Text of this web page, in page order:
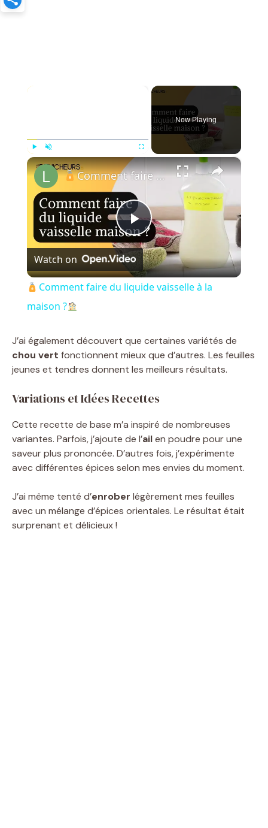
Unmute
Now Playing
×
P
l
y
V
d
e
Comment faire du liquide vaisselle à la maison ?
Watch on
Comment faire du liquide vaisselle à la
maison ?
J’ai également découvert que certaines variétés de
chou vert fonctionnent mieux que d’autres. Les feuilles
jeunes et tendres donnent les meilleurs résultats.
Variations et Idées Recettes
Cette recette de base m’a inspiré de nombreuses
variantes. Parfois, j’ajoute de l’ailen poudre pour une
saveur plus prononcée. D’autres fois, j’expérimente
avec différentes épices selon mes envies du moment.
J’ai même tenté d’enrober légèrement mes feuilles
avec un mélange d’épices orientales. Le résultat était
surprenant et délicieux !